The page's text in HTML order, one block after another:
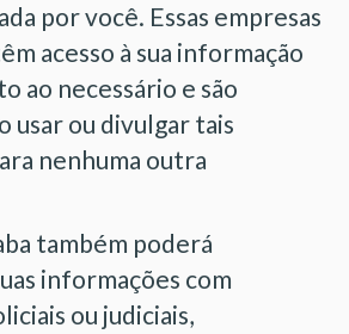
por você. Essas empresas
acesso à sua informação
ao necessário e são
usar ou divulgar tais
nenhuma outra
também poderá
informações com
ou judiciais,